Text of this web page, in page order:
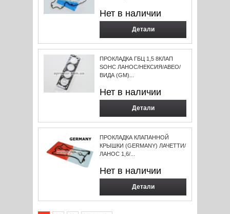
Нет в наличии
Детали
ПРОКЛАДКА ГБЦ 1,5 8КЛАП
SOHC ЛАНОС/НЕКСИЯ/АВЕО/
ВИДА (GM)...
Нет в наличии
Детали
ПРОКЛАДКА КЛАПАННОЙ
КРЫШКИ (GERMANY) ЛАЧЕТТИ/
ЛАНОС 1,6/...
Нет в наличии
Детали